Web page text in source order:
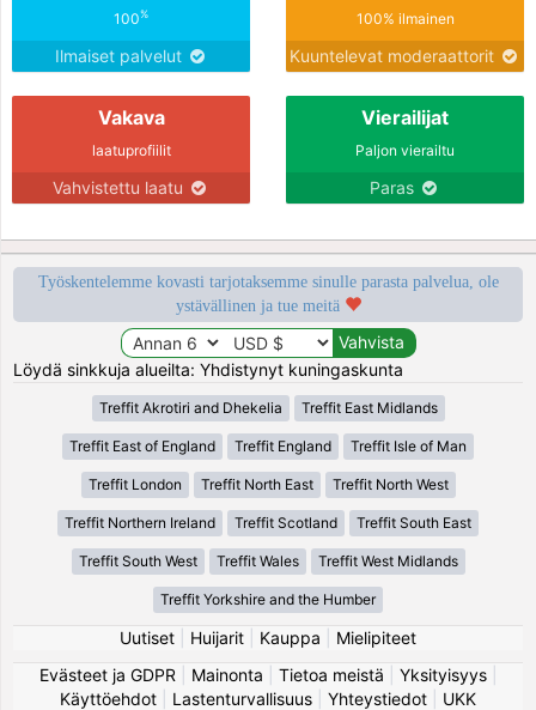
100%
Ilmaiset palvelut
100% ilmainen
Kuuntelevat moderaattorit
Vakava
laatuprofiilit
Vahvistettu laatu
Vierailijat
Paljon vierailtu
Paras
Työskentelemme kovasti tarjotaksemme sinulle parasta palvelua, ole
ystävällinen ja tue meitä
Löydä sinkkuja alueilta: Yhdistynyt kuningaskunta
Treffit Akrotiri and Dhekelia Treffit East Midlands
Treffit East of England Treffit England Treffit Isle of Man
Treffit London Treffit North East Treffit North West
Treffit Northern Ireland Treffit Scotland Treffit South East
Treffit South West Treffit Wales Treffit West Midlands
Treffit Yorkshire and the Humber
Uutiset Huijarit Kauppa
Mielipiteet
Evästeet ja GDPR
Mainonta Tietoa meistä Yksityisyys|
Käyttöehdot
Lastenturvallisuus Yhteystiedot UKK